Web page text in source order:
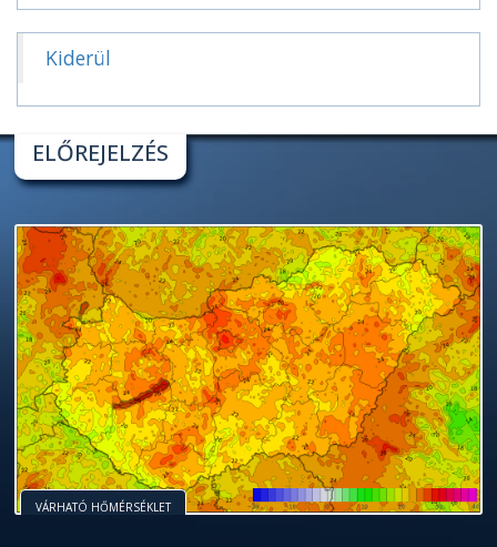
Kiderül
ELŐREJELZÉS
VÁRHATÓ HŐMÉRSÉKLET